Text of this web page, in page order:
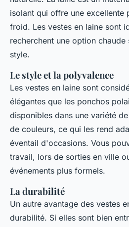
isolant qui offre une excellente
froid. Les vestes en laine sont
recherchent une option
style.
Le style et la polyvalence
Les vestes en laine sont
élégantes que les ponchos
disponibles dans une variété
de couleurs, ce qui les rend
éventail d'occasions. Vous
travail, lors de sorties en ville
événements plus formels.
La durabilité
Un autre avantage des vestes
durabilité. Si elles sont bien